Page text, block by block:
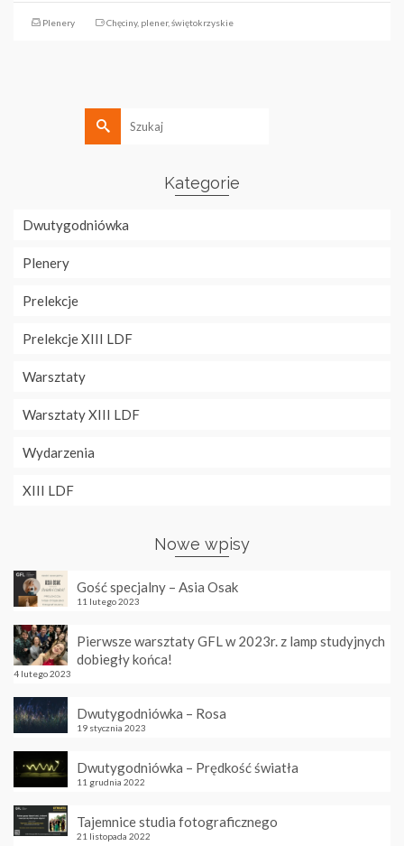
Plenery Chęciny, plener, świętokrzyskie
Szukaj
Kategorie
Dwutygodniówka
Plenery
Prelekcje
Prelekcje XIII LDF
Warsztaty
Warsztaty XIII LDF
Wydarzenia
XIII LDF
Nowe wpisy
Gość specjalny – Asia Osak
11 lutego 2023
Pierwsze warsztaty GFL w 2023r. z lamp studyjnych
dobiegły końca!
4 lutego 2023
Dwutygodniówka – Rosa
19 stycznia 2023
Dwutygodniówka – Prędkość światła
11 grudnia 2022
Tajemnice studia fotograficznego
21 listopada 2022